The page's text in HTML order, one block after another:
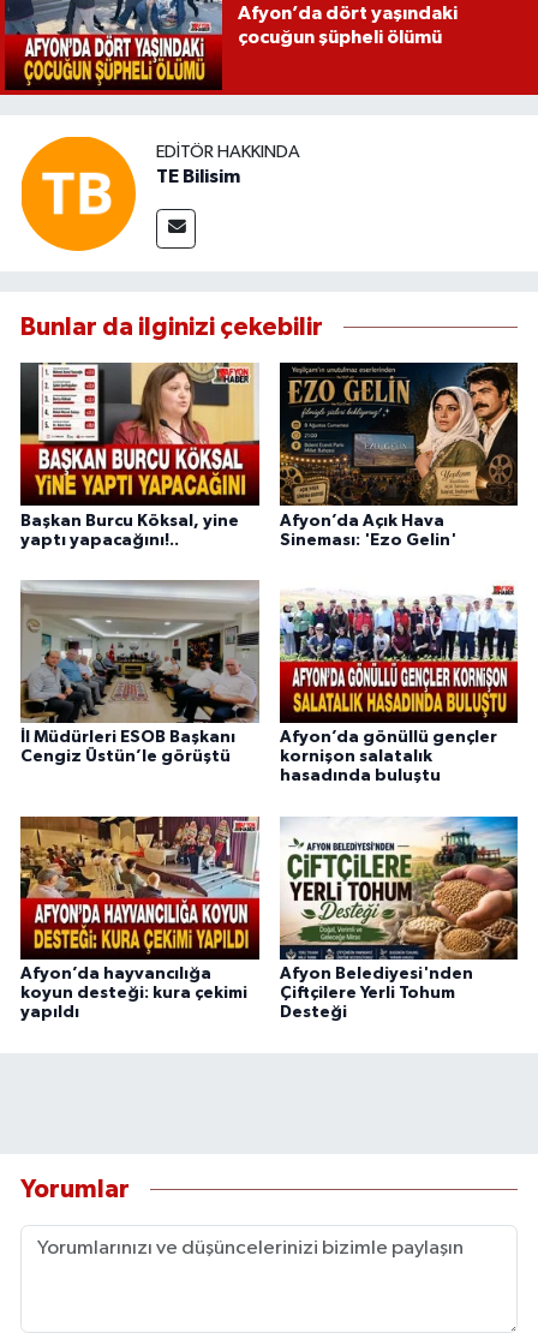
Afyon’da dört yaşındaki
çocuğun şüpheli ölümü
EDITÖR HAKKINDA
TE Bilisim
Bunlar da ilginizi çekebilir
Başkan Burcu Köksal, yine
yaptı yapacağını!..
Afyon’da Açık Hava
Sineması: 'Ezo Gelin'
İl Müdürleri ESOB Başkanı
Cengiz Üstün’le görüştü
Afyon’da gönüllü gençler
kornişon salatalık
hasadında buluştu
Afyon’da hayvancılığa
koyun desteği: kura çekimi
yapıldı
Afyon Belediyesi'nden
Çiftçilere Yerli Tohum
Desteği
Yorumlar